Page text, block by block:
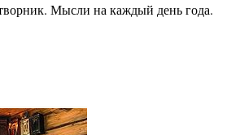
Мысли на каждый день года.